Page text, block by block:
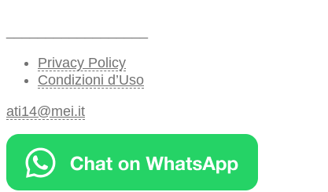
Privacy Policy
Condizioni d’Uso
ati14@mei.it